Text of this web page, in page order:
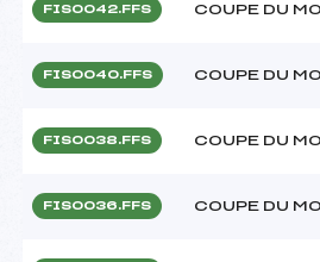
FIS0042.FFS COUPE DU
FIS0040.FFS COUPE DU
FIS0038.FFS COUPE DU
FIS0036.FFS COUPE DU